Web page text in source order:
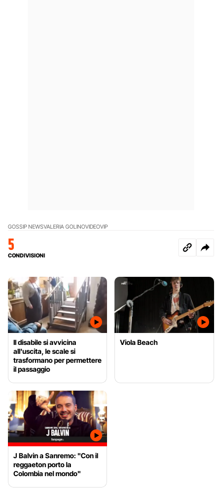
GOSSIP NEWSVALERIA GOLINOVIDEOVIP
5
CONDIVISIONI
Il disabile si avvicina
all'uscita, le scale si
trasformano per permettere
il passaggio
Viola Beach
J Balvin a Sanremo: "Con il
reggaeton porto la
Colombia nel mondo"